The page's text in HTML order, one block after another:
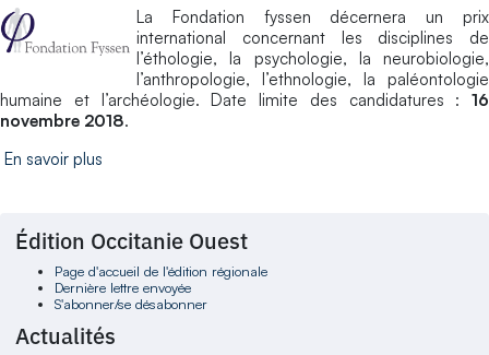
La Fondation fyssen décernera un prix
international concernant les disciplines de
l’éthologie, la psychologie, la neurobiologie,
l’anthropologie, l’ethnologie, la paléontologie
humaine et l’archéologie. Date limite des candidatures : 16
novembre 2018.
En savoir plus
Édition Occitanie Ouest
Page d'accueil de l'édition régionale
Dernière lettre envoyée
S'abonner/se désabonner
Actualités